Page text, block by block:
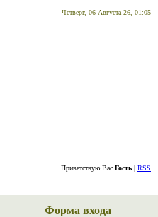
Четверг, 06-Августа-26, 01:05
Приветствую Вас Гость | RSS
Форма входа